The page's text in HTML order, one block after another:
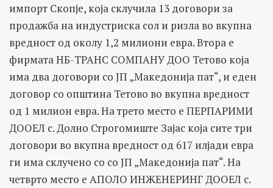
импорт Скопје, која склучила 13 договори за
продажба на индустриска сол и ризла во вкупна
вредност од околу 1,2 милиони евра. Втора е
фирмата НБ-ТРАНС СОМПАНУ ДОО Тетово која
има два договори со ЈП „Македонија пат“, и еден
договор со општина Тетово во вкупна вредност
од 1 милион евра. На трето место е ПЕРПАРИМИ
ДООЕЛ с. Долно Строгомиште Зајас која сите три
договори во вкупна вредност од 617 илјади евра
ги има склучено со со ЈП „Македонија пат“. На
четврто место е АПОЛО ИНЖЕНЕРИНГ ДООЕЛ с.